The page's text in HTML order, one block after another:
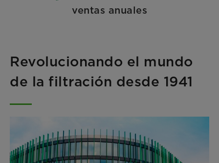
ventas anuales
Revolucionando el mundo
de la filtración desde 1941